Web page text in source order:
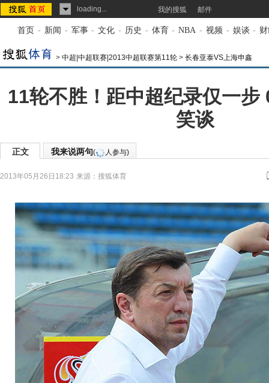
loading... 我的搜狐 邮件
首页 - 新闻 - 军事 - 文化 - 历史 - 体育 - NBA - 视频 - 娱谈 -
> 中超|中超联赛|2013中超联赛第11轮 > 长春亚泰VS上海申鑫
11轮不胜！距中超纪录仅一步
笑谈
正文 我来说两句( 人参与)
2013年05月26日18:23 来源： 搜狐体育